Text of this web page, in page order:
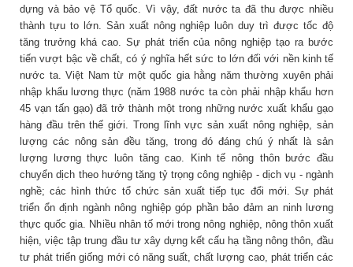
dựng và bảo vệ Tổ quốc. Vì vậy, đất nước ta đã thu được nhiều
thành tựu to lớn. Sản xuất nông nghiệp luôn duy trì được tốc độ
tăng trưởng khá cao. Sự phát triển của nông nghiệp tạo ra bước
tiến vượt bậc về chất, có ý nghĩa hết sức to lớn đối với nền kinh tế
nước ta. Việt Nam từ một quốc gia hằng năm thường xuyên phải
nhập khẩu lương thực (năm 1988 nước ta còn phải nhập khẩu hơn
45 vạn tấn gạo) đã trở thành một trong những nước xuất khẩu gạo
hàng đầu trên thế giới. Trong lĩnh vực sản xuất nông nghiệp, sản
lượng các nông sản đều tăng, trong đó đáng chú ý nhất là sản
lượng lương thực luôn tăng cao. Kinh tế nông thôn bước đầu
chuyển dịch theo hướng tăng tỷ trọng công nghiệp - dịch vụ - ngành
nghề; các hình thức tổ chức sản xuất tiếp tục đổi mới. Sự phát
triển ổn định ngành nông nghiệp góp phần bảo đảm an ninh lương
thực quốc gia. Nhiều nhân tố mới trong nông nghiệp, nông thôn xuất
hiện, việc tập trung đầu tư xây dựng kết cấu hạ tầng nông thôn, đầu
tư phát triển giống mới có năng suất, chất lượng cao, phát triển các